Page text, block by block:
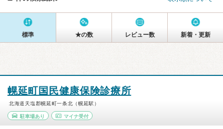
標準 ★の数 レビュー数 新着・更新
幌延町国民健康保険診療所
北海道天塩郡幌延町一条北（幌延駅）
駐車場あり マイナ受付